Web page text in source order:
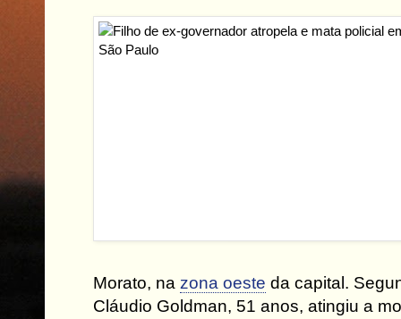
Morato, na zona oeste da capital.
Cláudio Goldman, 51 anos, atingiu a